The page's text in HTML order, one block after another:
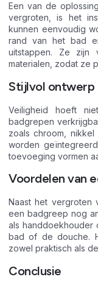
Een van de
vergroten, is het
kunnen eenvoudig
rand van het bad
uitstappen. Ze zijn
materialen, zodat ze
Stijlvol ontwerp
Veiligheid hoeft
badgrepen
zoals chroom,
worden
toevoeging vormen
Voordelen van
Naast het vergroten
een badgreep nog
als handdoekhouder
bad of de douche.
zowel praktisch als
Conclusie